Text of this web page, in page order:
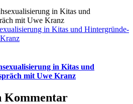
in Kitas und Hintergründe-
in Kitas und
mit Uwe Kranz
Kommentar